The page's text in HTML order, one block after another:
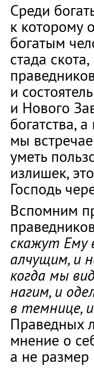
Среди
к которому
богатым
стада
и
и Нового
богатства,
мы
уметь
излишек,
Господь
Вспомним
скажут Ему
алчущим, и
когда мы
нагим, и
в темнице,
Праведных
мнение о
а не размер